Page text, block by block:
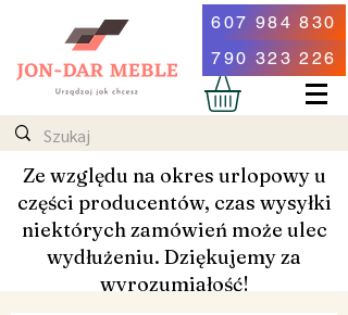
607 984 830
790 323 226
Ze względu na okres urlopowy u
części producentów, czas wysyłki
niektórych zamówień może ulec
wydłużeniu. Dziękujemy za
wyrozumiałość!